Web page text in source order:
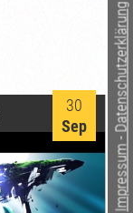
Impressum - Datenschutzerklärung
30
Sep